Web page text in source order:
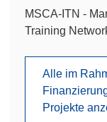
MSCA-ITN -
Training
Alle im
Projekte